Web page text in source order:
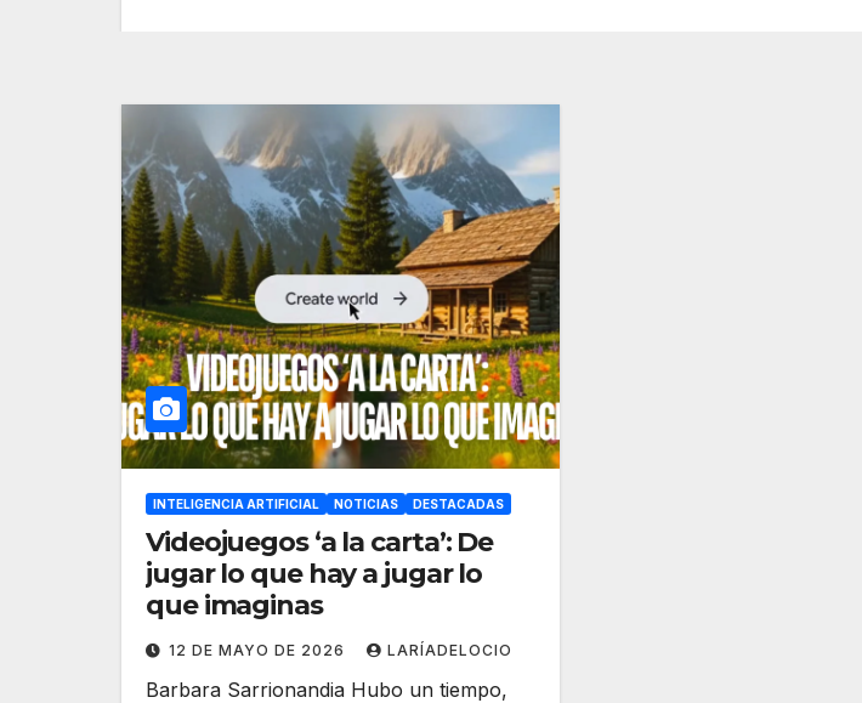
INTELIGENCIA ARTIFICIAL NOTICIAS DESTACADAS
Videojuegos ‘a la carta’: De
jugar lo que hay a jugar lo
que imaginas
12 DE MAYO DE 2026 LARÍADELOCIO
Barbara Sarrionandia Hubo un tiempo,